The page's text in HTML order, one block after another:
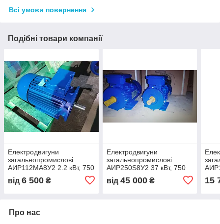
Всі умови повернення
Подібні товари компанії
Електродвигуни
загальнопромислові
АИР112МА8У2 2.2 кВт, 750
від 6 500 ₴
Електродвигуни
загальнопромислові
АИР250Ѕ8У2 37 кВт, 750
від 45 000₴ 15
Про нас